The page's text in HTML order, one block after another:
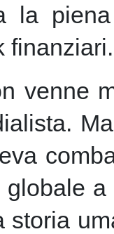
la
finanziari.
venne
globale
storia